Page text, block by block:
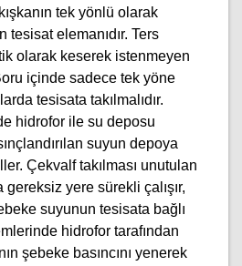
tek yönlü olarak
elemanıdır. Ters
olarak keserek istenmeyen
içinde sadece tek yöne
tesisata takılmalıdır.
hidrofor ile su deposu
suyun depoya
Çekvalf takılması unutulan
yere sürekli çalışır,
suyunun tesisata bağlı
hidrofor tarafından
şebeke basıncını yenerek